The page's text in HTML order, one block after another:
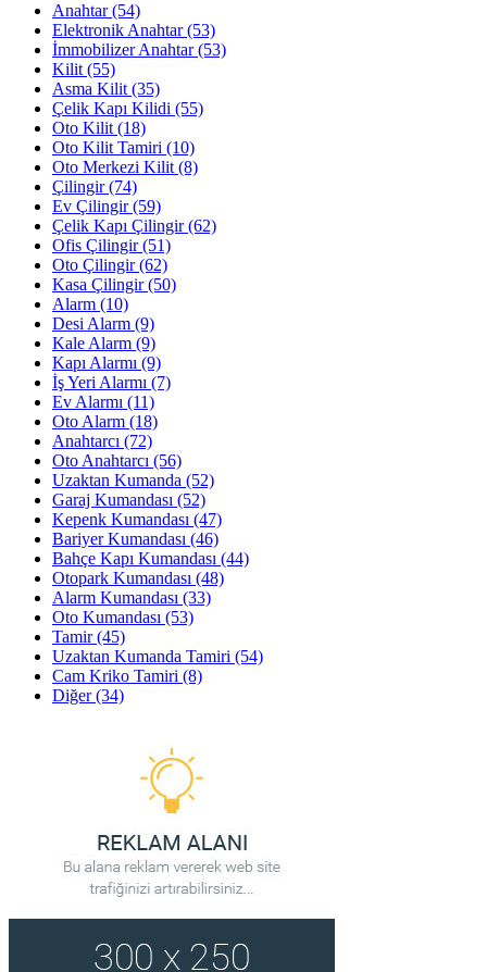
Anahtar(54)
Elektronik Anahtar(53)
İmmobilizer Anahtar(53)
Kilit (55)
Asma Kilit (35)
Çelik Kapı Kilidi (55)
Oto Kilit (18)
Oto Kilit Tamiri (10)
Oto Merkezi Kilit (8)
Çilingir(74)
Ev Çilingir(59)
Çelik Kapı Çilingir(62)
Ofis Çilingir(51)
Oto Çilingir(62)
Kasa Çilingir(50)
Alarm (10)
Desi Alarm (9)
Kale Alarm (9)
Kapı Alarmı (9)
İş Yeri Alarmı (7)
Ev Alarmı (11)
Oto Alarm (18)
Anahtarcı (72)
Oto Anahtarcı (56)
Uzaktan Kumanda (52)
Garaj Kumandası (52)
Kepenk Kumandası (47)
Bariyer Kumandası (46)
Bahçe Kapı Kumandası (44)
Otopark Kumandası (48)
Alarm Kumandası (33)
Oto Kumandası (53)
Tamir(45)
Uzaktan Kumanda Tamiri (54)
Cam Kriko Tamiri (8)
Diğer(34)